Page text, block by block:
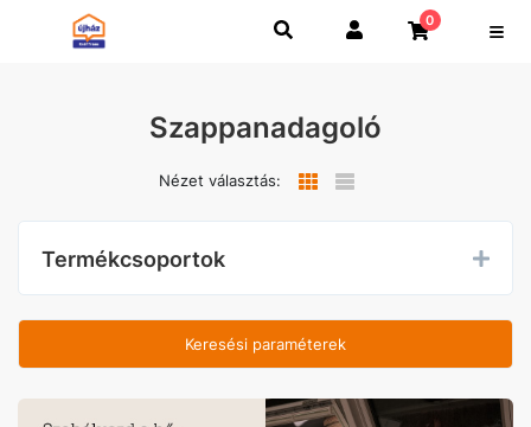
0
Szappanadagoló
Nézet választás:
Termékcsoportok
Keresési paraméterek